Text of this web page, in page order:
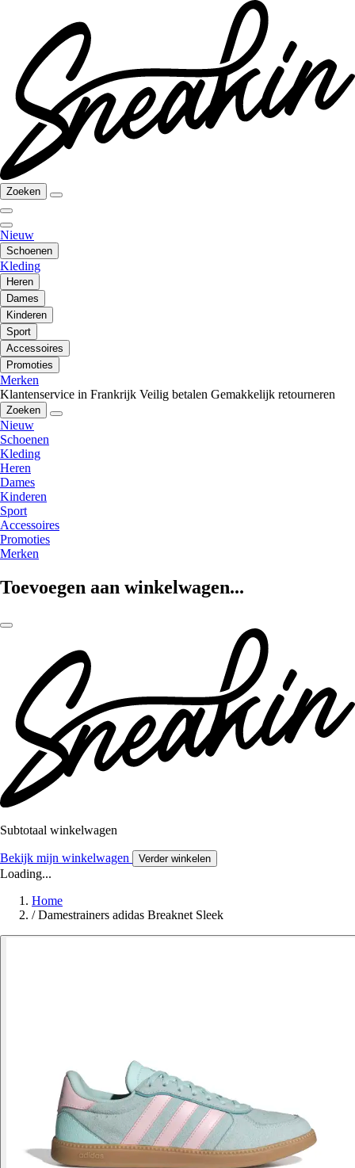
Zoeken
Nieuw
Schoenen
Kleding
Heren
Dames
Kinderen
Sport
Accessoires
Promoties
Merken
Klantenservice in Frankrijk Veilig betalen Gemakkelijk retourneren
Zoeken
Nieuw
Schoenen
Kleding
Heren
Dames
Kinderen
Sport
Accessoires
Promoties
Merken
Toevoegen aan winkelwagen...
Subtotaal winkelwagen
Bekijk mijn winkelwagen Verder winkelen
Loading...
Home
/ Damestrainers adidas Breaknet Sleek